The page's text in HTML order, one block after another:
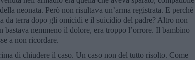
neonata. Però non risultava un’arma registrata. E perché
da terra dopo gli omicidi e il suicidio del padre? Altro non
bastava nemmeno il dolore, era troppo l’orrore. Il bambino
a non ricordare.
di chiudere il caso. Un caso non del tutto risolto. Come